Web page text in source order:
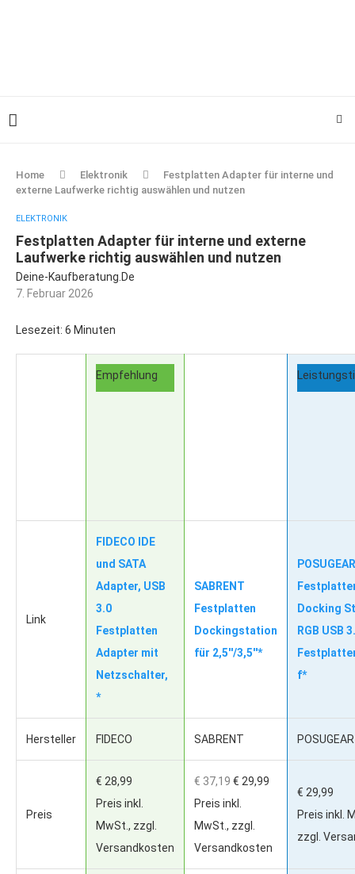
Home Elektronik
Festplatten Adapter für interne und
externe Laufwerke richtig auswählen und nutzen
ELEKTRONIK
Festplatten Adapter für interne und externe
Laufwerke richtig auswählen und nutzen
Deine-Kaufberatung.de
7. Februar 2026
Lesezeit: 6 Minuten
Empfehlung
Link
FIDECO IDE
und SATA
Adapter, USB
3.0
Festplatten
Adapter mit
Netzschalter,
*
SABRENT
Festplatten
Dockingstation
für 2,5''/3,5''*
POSUGEAR
Docking
RGB USB
f*
Hersteller FIDECO SABRENT POSUGEAR
Preis
€ 28,99
Preis inkl.
MwSt., zzgl.
Versandkosten
€ 37,19 € 29,99
Preis inkl.
MwSt., zzgl.
Versandkosten
€ 29,99
Preis inkl.
zzgl.